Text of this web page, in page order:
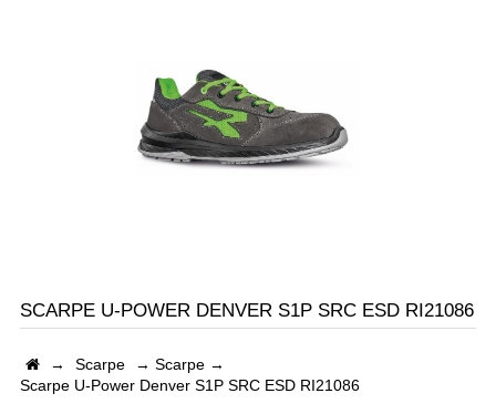
INSERISCI IL NOME DEL PRODOTTO CHE STAI
CERCANDO
SCARPE U-POWER DENVER S1P SRC ESD RI21086
→ Scarpe → Scarpe→
Scarpe U-Power Denver S1P SRC ESD RI21086